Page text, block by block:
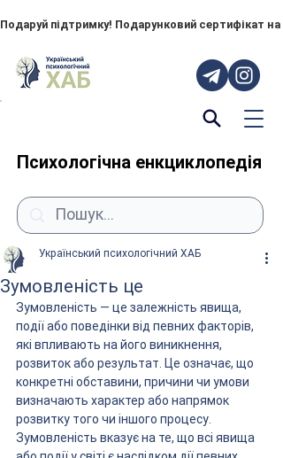
Подаруй підтримку! Подарунковий сертифікат
Психологічна енкциклопедія
Зумовленість це
Український психологічний ХАБ
Зумовленість — це залежність явища,
події або поведінки від певних факторів,
які впливають на його виникнення,
розвиток або результат. Це означає, що
конкретні обставини, причини чи умови
визначають характер або напрямок
розвитку того чи іншого процесу.
Зумовленість вказує на те, що всі явища